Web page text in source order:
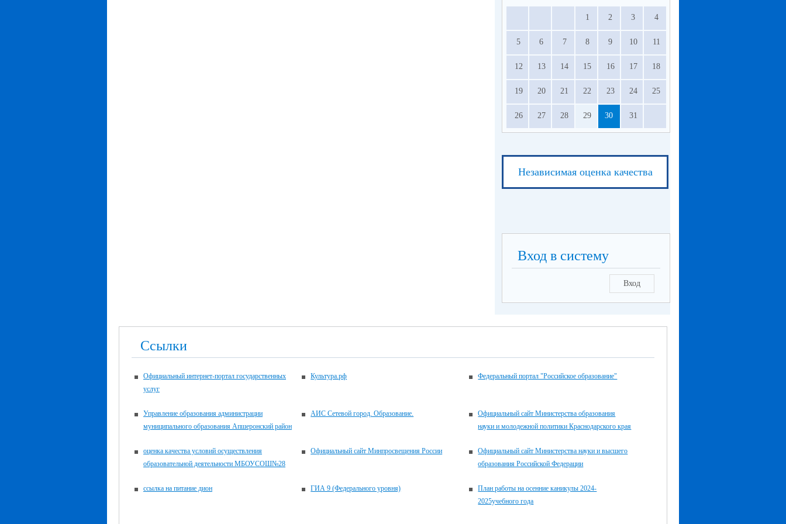
1 2 3 4
5 6 7 8 9 10 11
12 13 14 15 16 17 18
19 20 21 22 23 24 25
26 27 28 29 30 31
Независимая оценка качества
Вход в систему
Вход
Ссылки
Официальный интернет-портал государственных
услуг
Культура.рф Федеральный портал "Российское образование"
Управление образования администрации
муниципального образования Апшеронский район
АИС Сетевой город. Образование.
Официальный сайт Министерства образования
науки и молодежной политики Краснодарского края
оценка качества условий осуществления
образовательной деятельности МБОУСОШ№28
Официальный сайт Минпросвещения России
Официальный сайт Министерства науки и высшего
образования Российской Федерации
ссылка на питание дион ГИА 9 (Федерального уровня)
План работы на осенние каникулы 2024-
2025учебного года